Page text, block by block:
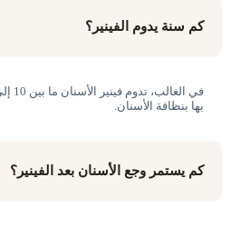
كم سنة يدوم الفينير؟
بها بنظافة الأسنان.
كم يستمر وجع الأسنان بعد الفينير؟